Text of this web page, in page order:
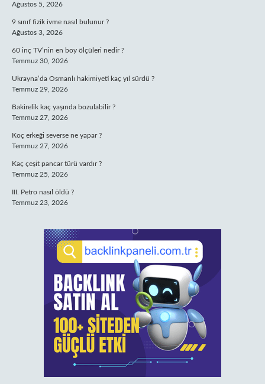
Ağustos 5, 2026
9 sınıf fizik ivme nasıl bulunur ?
Ağustos 3, 2026
60 inç TV’nin en boy ölçüleri nedir ?
Temmuz 30, 2026
Ukrayna’da Osmanlı hakimiyeti kaç yıl sürdü ?
Temmuz 29, 2026
Bakirelik kaç yaşında bozulabilir ?
Temmuz 27, 2026
Koç erkeği severse ne yapar ?
Temmuz 27, 2026
Kaç çeşit pancar türü vardır ?
Temmuz 25, 2026
III. Petro nasıl öldü ?
Temmuz 23, 2026